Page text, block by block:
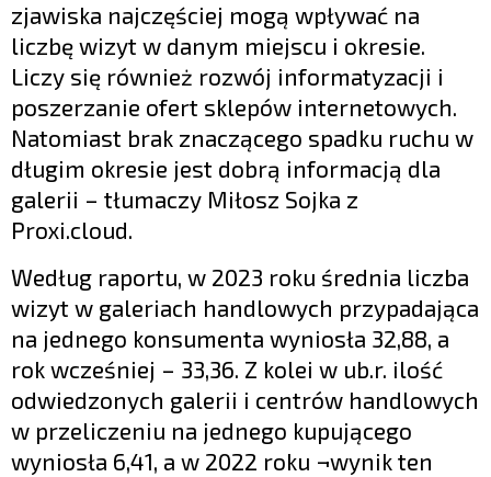
zjawiska najczęściej mogą wpływać na
liczbę wizyt w danym miejscu i okresie.
Liczy się również rozwój informatyzacji i
poszerzanie ofert sklepów internetowych.
Natomiast brak znaczącego spadku ruchu w
długim okresie jest dobrą informacją dla
galerii – tłumaczy Miłosz Sojka z
Proxi.cloud.
Według raportu, w 2023 roku średnia liczba
wizyt w galeriach handlowych przypadająca
na jednego konsumenta wyniosła 32,88, a
rok wcześniej – 33,36. Z kolei w ub.r. ilość
odwiedzonych galerii i centrów handlowych
w przeliczeniu na jednego kupującego
wyniosła 6,41, a w 2022 roku ¬wynik ten